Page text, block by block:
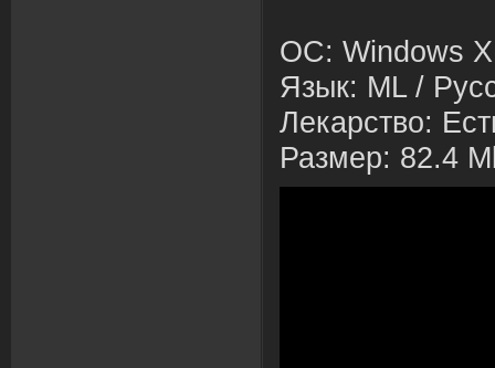
ОС: Windows
Язык: ML /
Лекарство:
Размер: 82.4